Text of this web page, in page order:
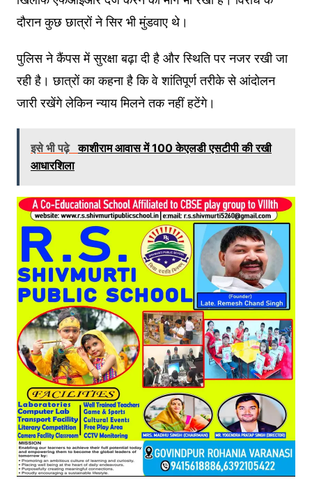
दौरान कुछ छात्रों ने सिर भी मुंडवाए थे।
पुलिस ने कैंपस में सुरक्षा बढ़ा दी है और स्थिति पर नजर रखी जा
रही है। छात्रों का कहना है कि वे शांतिपूर्ण तरीके से आंदोलन
जारी रखेंगे लेकिन न्याय मिलने तक नहीं हटेंगे।
इसे भी पढ़े काशीराम आवास में 100 केएलडी एसटीपी की रखी
आधारशिला